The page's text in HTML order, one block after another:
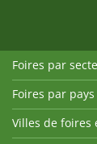
Foires par
Foires par pays
Villes de foires